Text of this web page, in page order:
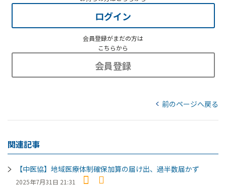
ログイン
会員登録がまだの方は
こちらから
会員登録
前のページへ戻る
関連記事
【中医協】地域医療体制確保加算の届け出、過半数届かず
2025年7月31日 21:31